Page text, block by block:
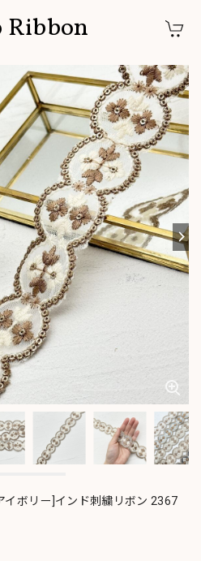
Ribbon
ボリー]インド刺繍リボン 2367